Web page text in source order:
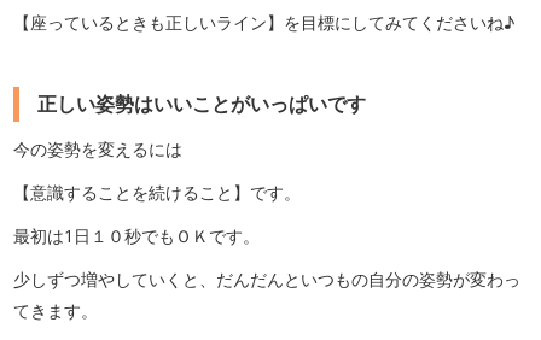
【座っているときも正しいライン】を目標にしてみてくださいね♪
正しい姿勢はいいことがいっぱいです
今の姿勢を変えるには
【意識することを続けること】です。
最初は1日１０秒でもＯＫです。
少しずつ増やしていくと、だんだんといつもの自分の姿勢が変わっ
てきます。